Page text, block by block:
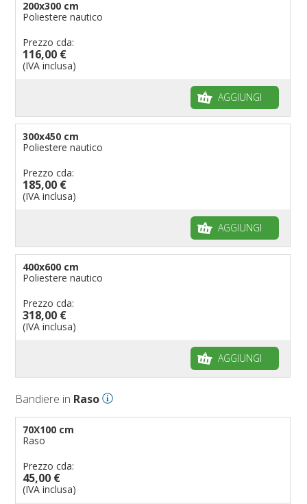
200x300 cm
Poliestere nautico
Prezzo cda:
116,00 €
(IVA inclusa)
AGGIUNGI
300x450 cm
Poliestere nautico
Prezzo cda:
185,00 €
(IVA inclusa)
AGGIUNGI
400x600 cm
Poliestere nautico
Prezzo cda:
318,00 €
(IVA inclusa)
AGGIUNGI
Bandiere in Raso
70X100 cm
Raso
Prezzo cda:
45,00 €
(IVA inclusa)